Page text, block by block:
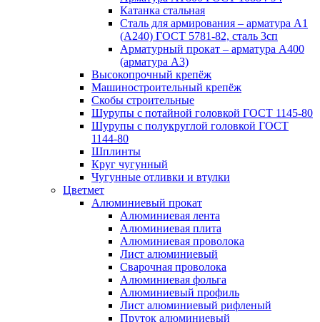
Катанка стальная
Сталь для армирования – арматура А1
(А240) ГОСТ 5781-82, сталь 3сп
Арматурный прокат – арматура А400
(арматура А3)
Высокопрочный крепёж
Машиностроительный крепёж
Скобы строительные
Шурупы с потайной головкой ГОСТ 1145-80
Шурупы с полукруглой головкой ГОСТ
1144-80
Шплинты
Круг чугунный
Чугунные отливки и втулки
Цветмет
Алюминиевый прокат
Алюминиевая лента
Алюминиевая плита
Алюминиевая проволока
Лист алюминиевый
Сварочная проволока
Алюминиевая фольга
Алюминиевый профиль
Лист алюминиевый рифленый
Пруток алюминиевый